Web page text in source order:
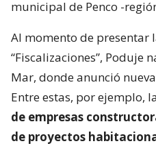
municipal de Penco -
Al momento de presentar
“Fiscalizaciones”, Poduje
Mar, donde anunció
Entre estas, por ejemplo,
de empresas
de proyectos